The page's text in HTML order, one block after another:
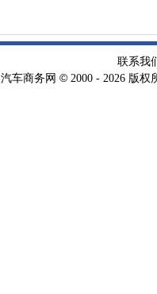
联系我
汽车商务网 © 2000 - 2026 版权